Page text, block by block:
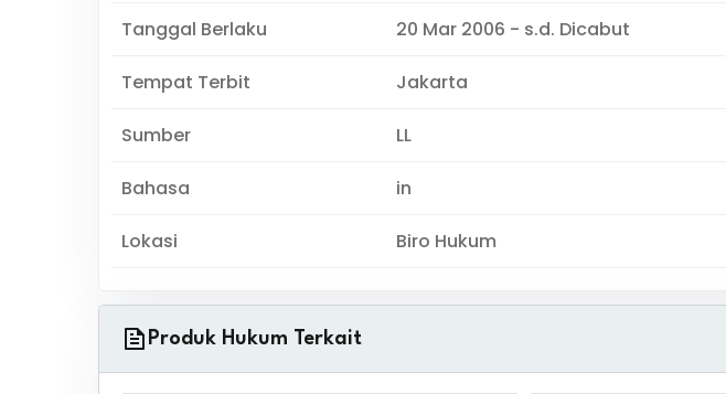
Tanggal Berlaku 20 Mar 2006 - s.d. Dicabut
Tempat Terbit Jakarta
Sumber LL
Bahasa in
Lokasi Biro Hukum
Produk Hukum Terkait